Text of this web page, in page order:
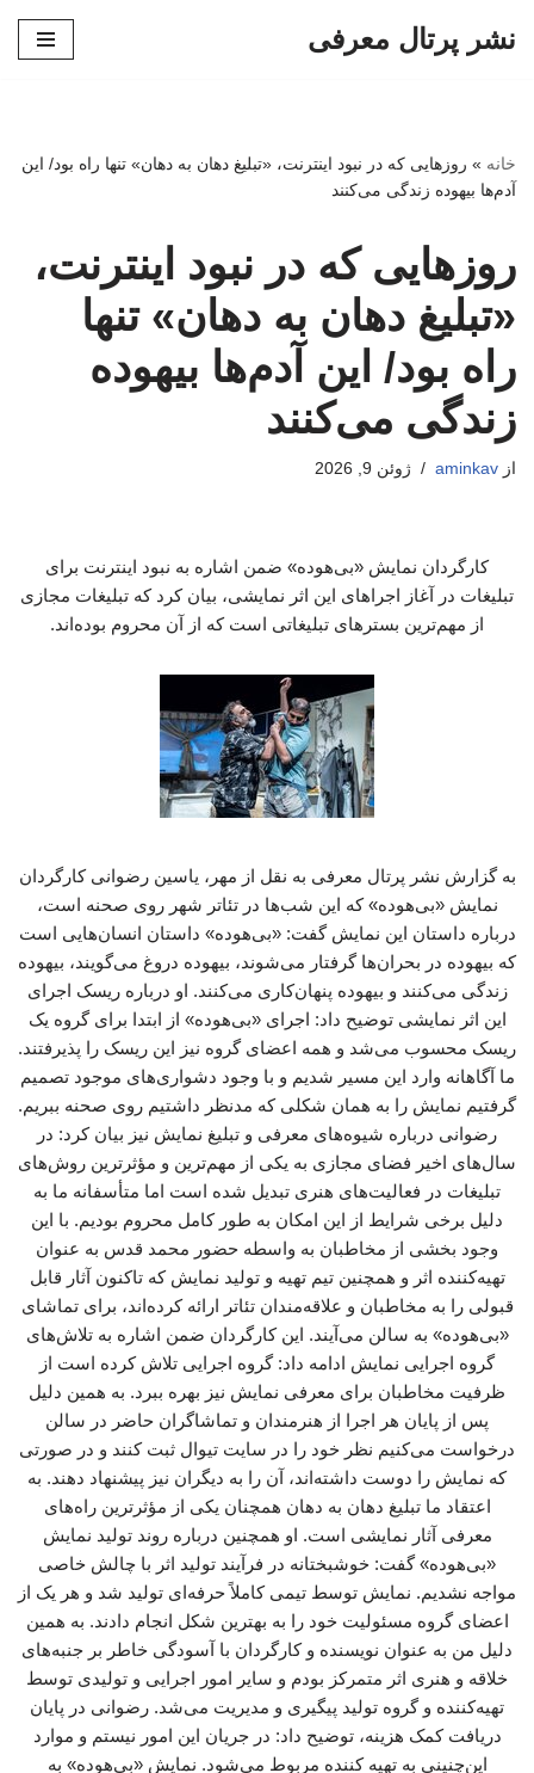
نشر پرتال معرفی
خانه » روزهایی که در نبود اینترنت، «تبلیغ دهان به دهان» تنها راه بود/ این
آدم‌ها بیهوده زندگی می‌کنند
روزهایی که در نبود اینترنت،
«تبلیغ دهان به دهان» تنها
راه بود/ این آدم‌ها بیهوده
زندگی می‌کنند
از aminkav ژوئن 9, 2026
کارگردان نمایش «بی‌هوده» ضمن اشاره به نبود اینترنت برای
تبلیغات در آغاز اجراهای این اثر نمایشی، بیان کرد که تبلیغات مجازی
از مهم‌ترین بسترهای تبلیغاتی است که از آن محروم بوده‌اند.
به گزارش نشر پرتال معرفی به نقل از مهر، یاسین رضوانی کارگردان
نمایش «بی‌هوده» که این شب‌ها در تئاتر شهر روی صحنه است،
درباره داستان این نمایش گفت: «بی‌هوده» داستان انسان‌هایی است
که بیهوده در بحران‌ها گرفتار می‌شوند، بیهوده دروغ می‌گویند، بیهوده
زندگی می‌کنند و بیهوده پنهان‌کاری می‌کنند. او درباره ریسک اجرای
این اثر نمایشی توضیح داد: اجرای «بی‌هوده» از ابتدا برای گروه یک
ریسک محسوب می‌شد و همه اعضای گروه نیز این ریسک را پذیرفتند.
ما آگاهانه وارد این مسیر شدیم و با وجود دشواری‌های موجود تصمیم
گرفتیم نمایش را به همان شکلی که مدنظر داشتیم روی صحنه ببریم.
رضوانی درباره شیوه‌های معرفی و تبلیغ نمایش نیز بیان کرد: در
سال‌های اخیر فضای مجازی به یکی از مهم‌ترین و مؤثرترین روش‌های
تبلیغات در فعالیت‌های هنری تبدیل شده است اما متأسفانه ما به
دلیل برخی شرایط از این امکان به طور کامل محروم بودیم. با این
وجود بخشی از مخاطبان به واسطه حضور محمد قدس به عنوان
تهیه‌کننده اثر و همچنین تیم تهیه و تولید نمایش که تاکنون آثار قابل
قبولی را به مخاطبان و علاقه‌مندان تئاتر ارائه کرده‌اند، برای تماشای
«بی‌هوده» به سالن می‌آیند. این کارگردان ضمن اشاره به تلاش‌های
گروه اجرایی نمایش ادامه داد: گروه اجرایی تلاش کرده است از
ظرفیت مخاطبان برای معرفی نمایش نیز بهره ببرد. به همین دلیل
پس از پایان هر اجرا از هنرمندان و تماشاگران حاضر در سالن
درخواست می‌کنیم نظر خود را در سایت تیوال ثبت کنند و در صورتی
که نمایش را دوست داشته‌اند، آن را به دیگران نیز پیشنهاد دهند. به
اعتقاد ما تبلیغ دهان به دهان همچنان یکی از مؤثرترین راه‌های
معرفی آثار نمایشی است. او همچنین درباره روند تولید نمایش
«بی‌هوده» گفت: خوشبختانه در فرآیند تولید اثر با چالش خاصی
مواجه نشدیم. نمایش توسط تیمی کاملاً حرفه‌ای تولید شد و هر یک از
اعضای گروه مسئولیت خود را به بهترین شکل انجام دادند. به همین
دلیل من به عنوان نویسنده و کارگردان با آسودگی خاطر بر جنبه‌های
خلاقه و هنری اثر متمرکز بودم و سایر امور اجرایی و تولیدی توسط
تهیه‌کننده و گروه تولید پیگیری و مدیریت می‌شد. رضوانی در پایان
دریافت کمک هزینه، توضیح داد: در جریان این امور نیستم و موارد
این‌چنینی به تهیه کننده مربوط می‌شود. نمایش «بی‌هوده» به